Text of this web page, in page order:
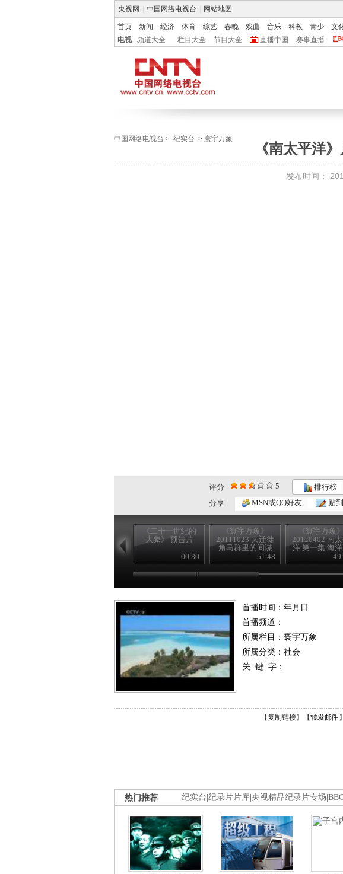
央视网 中国网络电视台 网站地图
首页 新闻 经济 体育 综艺 春晚 戏曲 音乐 科教 青少 文
电视
频道大全 栏目大全 节目大全 直播中国 赛事直播
中国网络电视台 > 纪实台 > 寰宇万象
《南太平洋
发布时间：
评分 5 排行榜
分享
MSN或QQ好友 贴
《二十一世纪的
大象》 预告片
00:30
《寰宇万象》
20111023 大迁徙
角马群里的间谍
第二集 横渡51:48
《寰宇万象》
20120402 南
洋 第一集 海
首播时间：年月日
首播频道：
所属栏目： 寰宇万象
所属分类：社会
关 键 字：
【复制链接】【转发邮件 】
纪实台 纪录片片库 央视精品纪录片专场
热门推荐